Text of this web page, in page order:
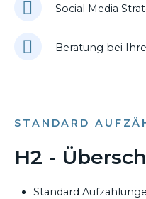
Social Media
Beratung bei
STANDARD
H2 -
Standard